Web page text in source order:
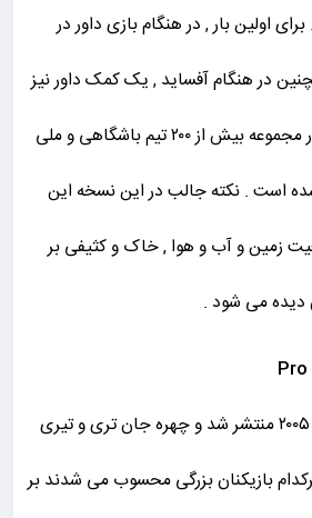
اولین بار , در هنگام بازی داور در
در هنگام آفساید , یک کمک داور نیز
قابل رویت است . به طور مجموعه بیش از ۲۰۰ تیم باشگاهی و ملی
است . نکته جالب در این نسخه این
زمین و آب و هوا , خاک و کثیفی بر
دیده می شود .
این نسخه در اکتبر سال ۲۰۰۵ منتشر شد و چهره جان تری و تیری
بازیکنان بزرگی محسوب می شدند بر